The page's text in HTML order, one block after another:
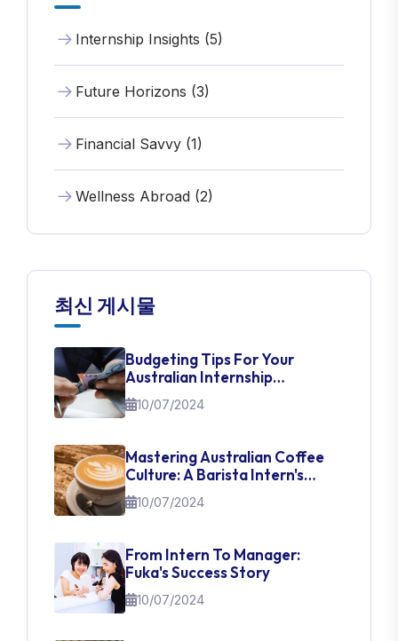
Internship Insights (5)
Future Horizons (3)
Financial Savvy (1)
Wellness Abroad (2)
최신 게시물
Budgeting Tips For Your
Australian Internship
Adventure
10/07/2024
Mastering Australian Coffee
Culture: A Barista Intern's
Guide
10/07/2024
From Intern To Manager:
Fuka's Success Story
10/07/2024